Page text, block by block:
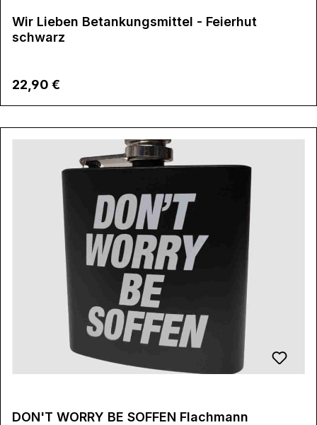
Wir Lieben Betankungsmittel - Feierhut
schwarz
Regulärer Preis:
22,90 €
DON'T WORRY BE SOFFEN Flachmann